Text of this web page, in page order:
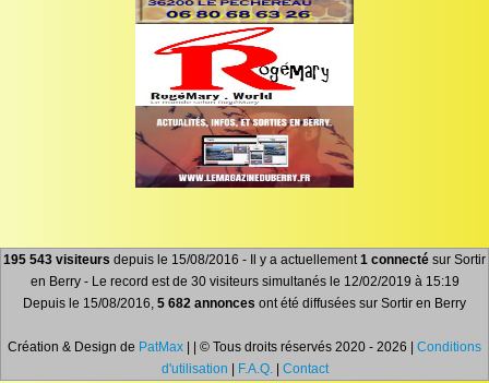
195 543 visiteurs depuis le 15/08/2016 - Il y a actuellement1 connecté sur Sortir
en Berry - Le record est de 30 visiteurs simultanés le 12/02/2019 à 15:19
Depuis le 15/08/2016, 5 682 annonces ont été diffusées sur Sortir en Berry
Création & Design de PatMax | | © Tous droits réservés 2020 - 2026 | Conditions
d'utilisation
F.A.Q.| Contact